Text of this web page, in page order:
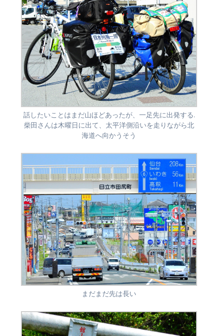
話したいことはまだ山ほどあったが、一足先に出発する.
柴田さんは木曜日に出て、太平洋側沿いを走りながら北
海道へ向かうそう
まだまだ先は長い